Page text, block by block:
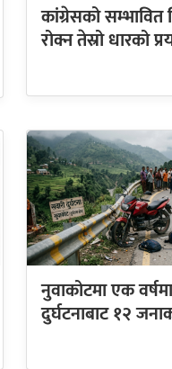
कांग्रेसको सम्भावित
रोक्न तेस्रो धारको
नुवाकोटमा एक
दुर्घटनाबाट १२